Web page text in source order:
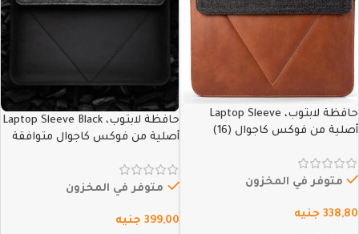
حافظة لابتوب، Laptop Sleeve Black
أصلية من فوكس كاجوال متوافقة
13” ، (M1 / M2 / A2338 / A2251 /
A2289 / A2159 / A1989 /…
متوفر في المخزون
399,00 جنيه
حافظة لابتوب، Laptop Sleeve
أصلية من فوكس كاجوال (16)
متوفر في المخزون
338,80 جنيه